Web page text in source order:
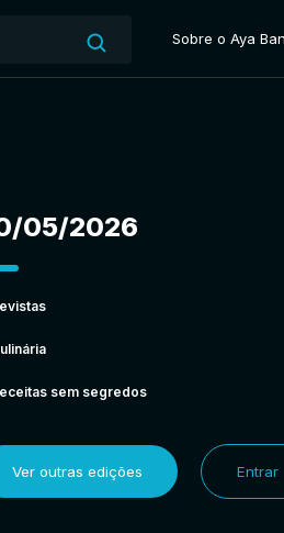
Sobre o Aya
05/2026
sem segredos
Ver outras edições Entrar